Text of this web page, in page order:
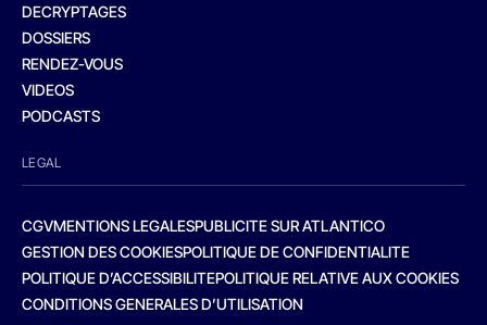
DECRYPTAGES
DOSSIERS
RENDEZ-VOUS
VIDEOS
PODCASTS
LEGAL
CGVMENTIONS LEGALESPUBLICITE SUR ATLANTICO
GESTION DES COOKIESPOLITIQUE DE CONFIDENTIALITE
POLITIQUE D’ACCESSIBILITEPOLITIQUE RELATIVE AUX COOKIES
CONDITIONS GENERALES D’UTILISATION